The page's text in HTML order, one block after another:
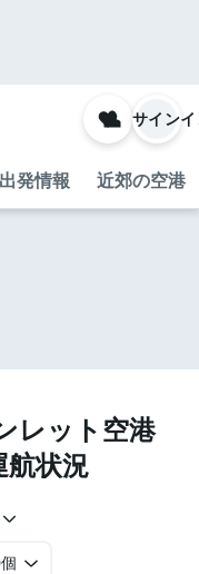
発情報 近郊の空港
サイン
レット空港​
航状況